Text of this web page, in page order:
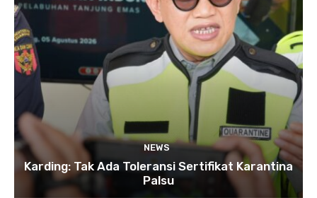
NEWS
Karding: Tak Ada Toleransi Sertifikat Karantina
Palsu